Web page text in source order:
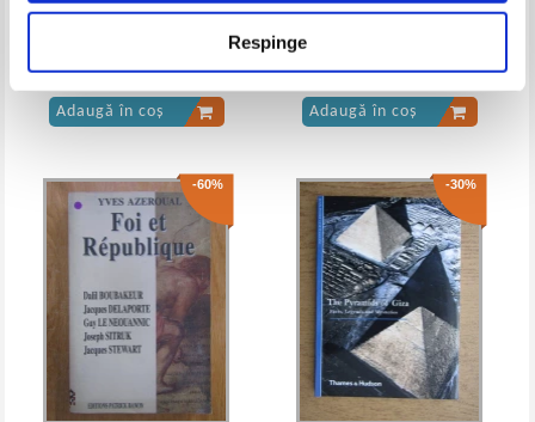
Respinge
Niels Hannestad - Monumentele
volume)
Adaugă în coș Adaugă în coș
-60% -30%